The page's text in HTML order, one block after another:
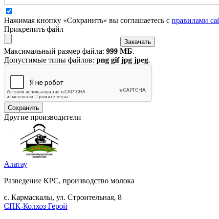
Нажимая кнопку «Сохранить» вы соглашаетесь с правилами
Прикрепить файл
Максимальный размер файла: 999 МБ.
Допустимые типы файлов: png gif jpg jpeg.
Другие производители
Алатау
Разведение КРС, производство молока
с. Кармаскалы, ул. Строительная, 8
СПК-Колхоз Герой